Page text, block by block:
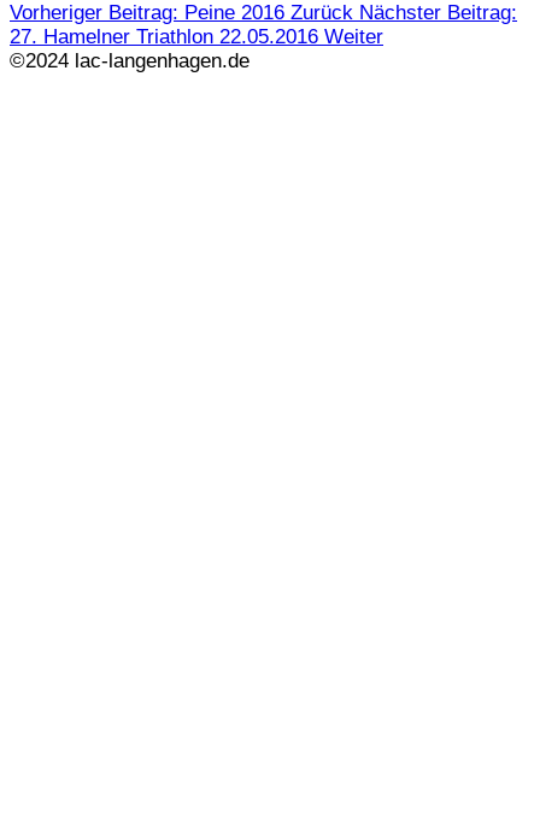
Vorheriger Beitrag: Peine 2016 Zurück Nächster Beitrag:
27. Hamelner Triathlon 22.05.2016 Weiter
©2024 lac-langenhagen.de